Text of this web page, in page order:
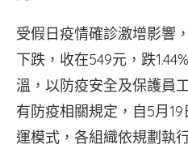
受假日疫情確診激增影響
下跌，收在549元，跌
溫，以防疫安全及保護員
有防疫相關規定，自5月
運模式，各組織依規劃執